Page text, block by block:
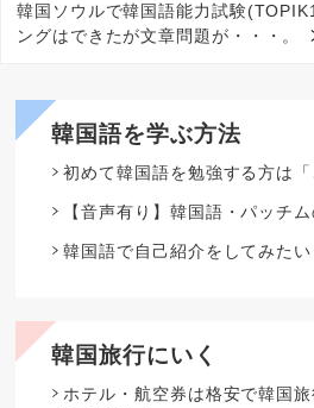
韓国ソウルで韓国語能力試験
ングはできたが文章問題が・・・。
韓国語を学ぶ方法
初めて韓国語を勉強する方は「
【音声有り】韓国語・パッチ
韓国語で自己紹介をしてみたい
韓国旅行にいく
ホテル・航空券は格安で韓国